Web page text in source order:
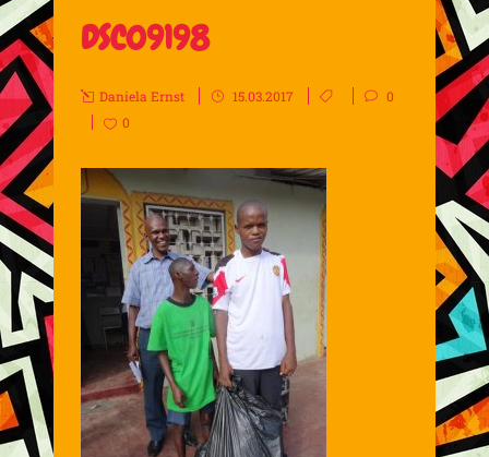
DSC09198
Daniela Ernst 15.03.2017
0
0